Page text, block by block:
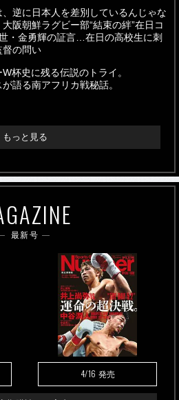
、逆に日本人を差別しているんじゃな
大阪朝鮮ラグビー部“結束の絆”在日コ
・金勇輝の証言…在日の高校生に刺
督の問い
杯史に残る伝説のトライ。
語る南アフリカ戦秘話。
もっと見る
最新号
4/16 発売